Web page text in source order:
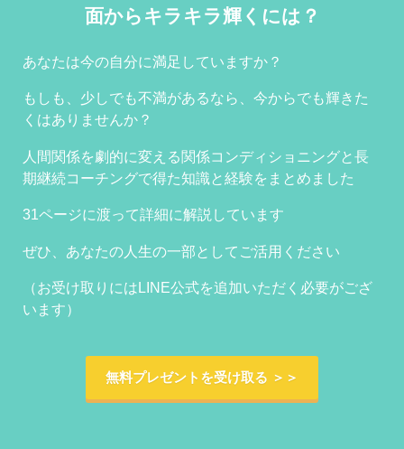
面からキラキラ輝くには？
あなたは今の自分に満足していますか？
もしも、少しでも不満があるなら、今からでも輝きた
くはありませんか？
人間関係を劇的に変える関係コンディショニングと長
期継続コーチングで得た知識と経験をまとめました
31ページに渡って詳細に解説しています
ぜひ、あなたの人生の一部としてご活用ください
（お受け取りにはLINE公式を追加いただく必要がござ
います）
無料プレゼントを受け取る ＞＞